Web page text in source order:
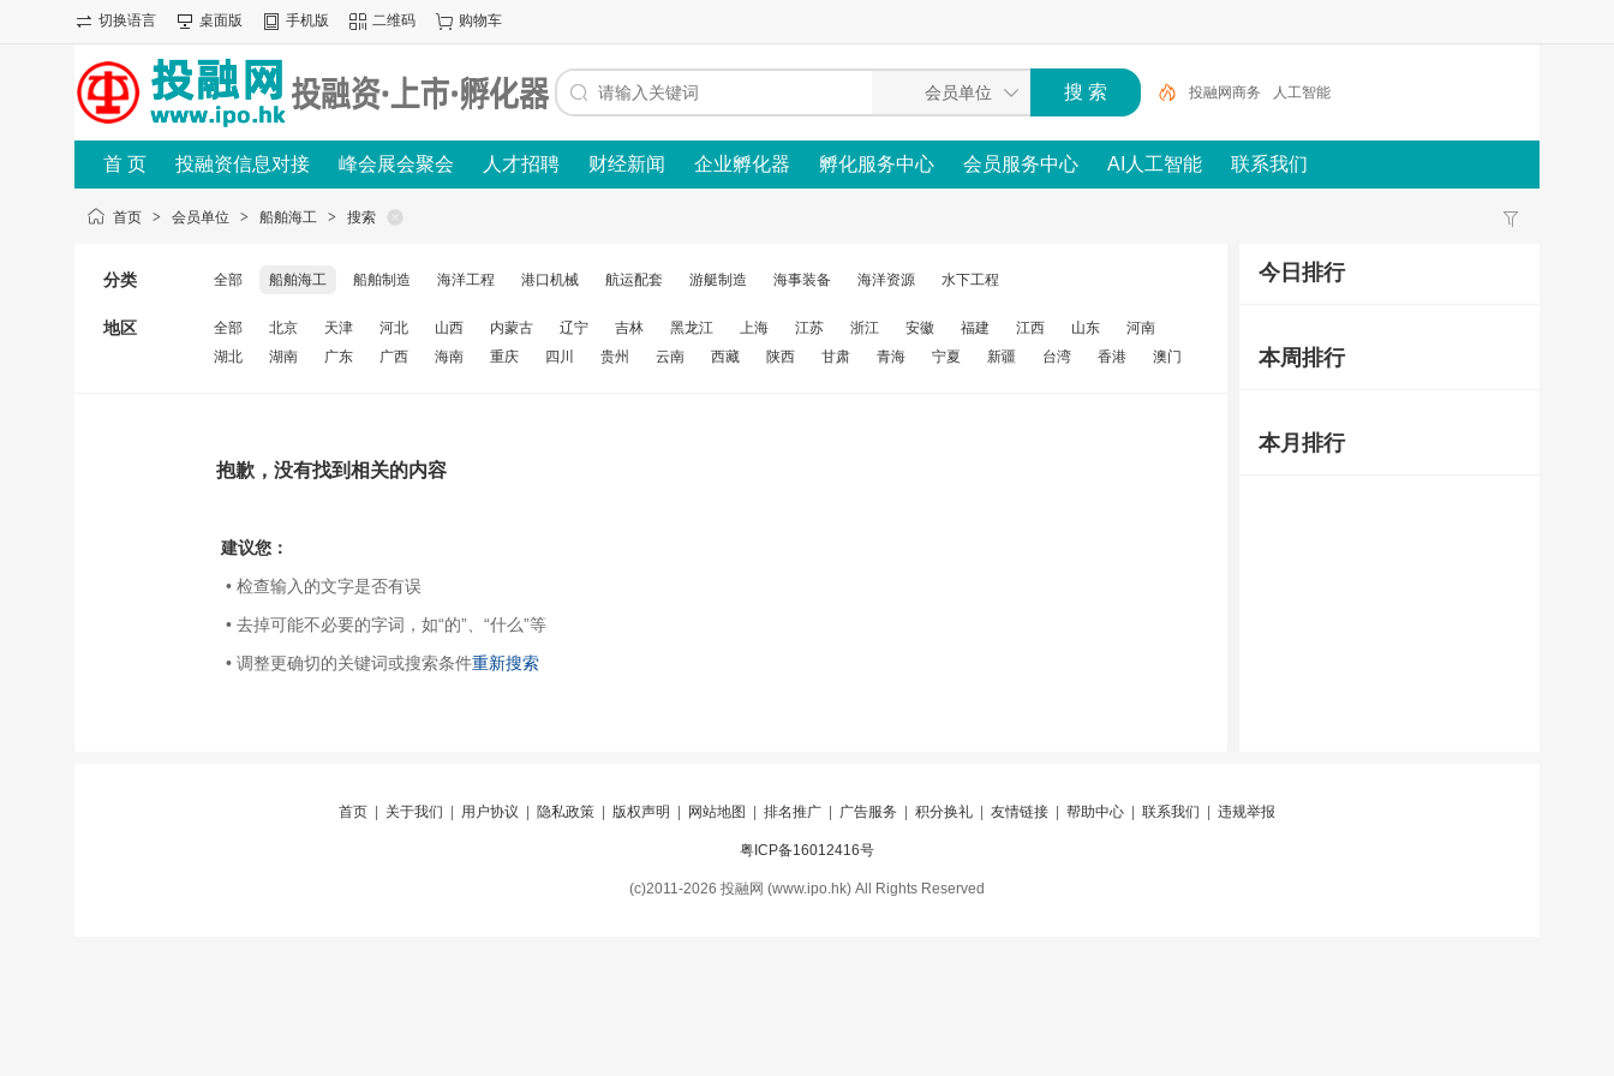
切换语言 桌面版 手机版 二维码 购物车
投融网商务 人工智能
首 页 投融资信息对接 峰会展会聚会 人才招聘 财经新闻 企业孵化器 孵化服务中心 会员服务中心 AI人工智能 联系我们
首页 > 会员单位 > 船舶海工 > 搜索
分类 全部 船舶海工 船舶制造 海洋工程 港口机械 航运配套 游艇制造 海事装备 海洋资源 水下工程
地区 全部 北京 天津 河北 山西 内蒙古 辽宁 吉林 黑龙江 上海 江苏 浙江 安徽 福建 江西 山东
河南
湖北
湖南 广东 广西 海南 重庆 四川 贵州 云南 西藏 陕西 甘肃 青海 宁夏 新疆 台湾 香港 澳门
抱歉，没有找到相关的内容
建议您：
• 检查输入的文字是否有误
• 去掉可能不必要的字词，如“的”、“什么”等
• 调整更确切的关键词或搜索条件重新搜索
今日排行
本周排行
本月排行
首页 关于我们 用户协议 隐私政策 版权声明 网站地图 排名推广 广告服务 积分换礼 友情链接 帮助中心 联系我们 违规举报
粤ICP备16012416号
(c)2011-2026 投融网 (www.ipo.hk) All Rights Reserved